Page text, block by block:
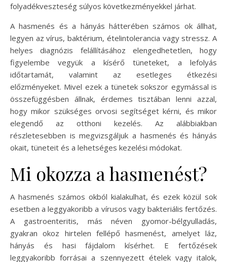
folyadékveszteség súlyos következményekkel járhat.
A hasmenés és a hányás hátterében számos ok állhat,
legyen az vírus, baktérium, ételintolerancia vagy stressz. A
helyes diagnózis felállításához elengedhetetlen, hogy
figyelembe vegyük a kísérő tüneteket, a lefolyás
időtartamát, valamint az esetleges étkezési
előzményeket. Mivel ezek a tünetek sokszor egymással is
összefüggésben állnak, érdemes tisztában lenni azzal,
hogy mikor szükséges orvosi segítséget kérni, és mikor
elegendő az otthoni kezelés. Az alábbiakban
részletesebben is megvizsgáljuk a hasmenés és hányás
okait, tüneteit és a lehetséges kezelési módokat.
Mi okozza a hasmenést?
A hasmenés számos okból kialakulhat, és ezek közül sok
esetben a leggyakoribb a vírusos vagy bakteriális fertőzés.
A gastroenteritis, más néven gyomor-bélgyulladás,
gyakran okoz hirtelen fellépő hasmenést, amelyet láz,
hányás és hasi fájdalom kísérhet. E fertőzések
leggyakoribb forrásai a szennyezett ételek vagy italok,